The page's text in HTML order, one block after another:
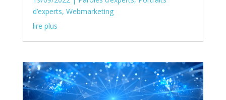
d’experts, Webmarketing
lire plus